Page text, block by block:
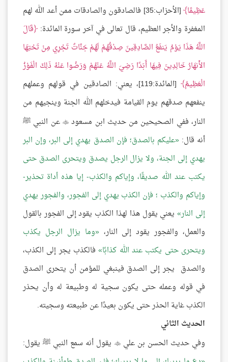
عَظِيمًا
[الأحزاب:35] فالصادقون والصادقات ممن أعد الله لهم
المغفرة والأجر العظيم، قال تعالى في آخر سورة المائدة: قَالَ
اللَّهُ هَذَا يَوْمُ يَنفَعُ الصَّادِقِينَ صِدْقُهُمْ لَهُمْ جَنَّاتٌ تَجْرِي مِنْ تَحْتِهَا
الأَنهَارُ خَالِدِينَ فِيهَا أَبَدًا رَضِيَ اللَّهُ عَنْهُمْ وَرَضُوا عَنْهُ ذَلِكَ الْفَوْزُ
الْعَظِيمُ
[المائدة:119]، يعني: الصادقين في قولهم وعملهم
ينفعهم صدقهم يوم القيامة فيدخلهم الله الجنة وينجيهم من
النار، ففي الصحيحين من حديث ابن مسعود عن النبي ﷺ
أنه قال: عليكم بالصدق؛ فإن الصدق يهدي إلى البر، وإن البر
يهدي إلى الجنة، ولا يزال الرجل يصدق ويتحرى الصدق حتى
يكتب عند الله صديقًا، وإياكم والكذب- إيا هذه أداة تحذير-
وإياكم والكذب ؛ فإن الكذب يهدي إلى الفجور، والفجور يهدي
إلى النار يعني يقول هذا لهذا الكذب يقود إلى الفجور بالقول
والعمل، والفجور يقود إلى النار، وما يزال الرجل يكذب
ويتحرى حتى يكتب عند الله كذابًا فالكذب يجر إلى الكذب،
والصدق يجر إلى الصدق فينبغي للمؤمن أن يتحرى الصدق
في قوله وعمله حتى يكون سجية له وطبيعة له وأن يحذر
الكذب غاية الحذر حتى يكون بعيدًا عن طبيعته وسجيته.
الحديث الثاني
وفي حديث الحسن بن علي يقول أنه سمع النبي ﷺ يقول: